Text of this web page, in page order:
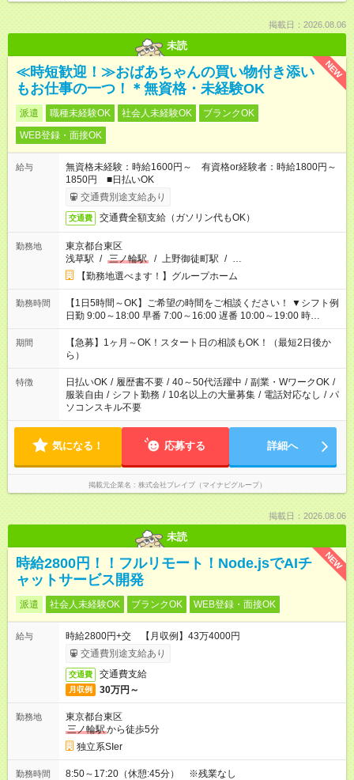
掲載日：2026.08.06
未読
NEW
≪時短歓迎！≫おばあちゃんの買い物付き添い
もお仕事の一つ！＊無資格・未経験OK
派遣 職種未経験OK 社会人未経験OK
ブランクOK
WEB登録・面接OK
給与
無資格未経験：時給1600円～ 有資格or経験者：時給1800円～
1850円 ■日払いOK
交通費別途支給あり
交通費 交通費全額支給（ガソリン代もOK）
勤務地
東京都台東区
浅草駅 / 三ノ輪駅 / 上野御徒町駅 / …
【勤務地選べます！】グループホーム
勤務時間
【1日5時間～OK】ご希望の時間をご相談ください！ ▼シフト例
日勤 9:00～18:00 早番 7:00～16:00 遅番 10:00～19:00 時
短 10:00～15:00 上記はあくまで一例です。 「夕方までには帰宅
しておきたい」 「朝はゆっくりのスタートがいい」 「お昼の時
間を有効に使いたい」 など、ご希望があれば教えてください
ね。
期間
【急募】1ヶ月～OK！スタート日の相談もOK！（最短2日後か
ら）
特徴 日払いOK / 履歴書不要 / 40～50代活躍中 / 副業・WワークOK /
服装自由 / シフト勤務 / 10名以上の大量募集 / 電話対応なし / パ
ソコンスキル不要
気になる！ 応募する 詳細へ
掲載元企業名 株式会社ブレイブ（マイナビグループ）
掲載日：2026.08.06
未読
NEW
時給2800円！！フルリモート！Node.jsでAIチ
ャットサービス開発
派遣 社会人未経験OK ブランクOK WEB登録・面接OK
給与
時給2800円+交 【月収例】43万4000円
交通費別途支給あり
交通費 交通費支給
月収例 30万円～
勤務地
東京都台東区
三ノ輪駅から徒歩5分
独立系SIer
勤務時間 8:50～17:20（休憩:45分） ※残業なし